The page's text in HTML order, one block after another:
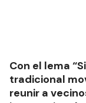
Con el lema
tradicional
reunir a